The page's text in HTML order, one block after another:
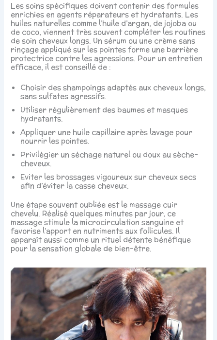
Les soins spécifiques doivent contenir des formules
enrichies en agents réparateurs et hydratants. Les
huiles naturelles comme l’huile d’argan, de jojoba ou
de coco, viennent très souvent compléter les routines
de soin cheveux longs. Un sérum ou une crème sans
rinçage appliqué sur les pointes forme une barrière
protectrice contre les agressions. Pour un entretien
efficace, il est conseillé de :
Choisir des shampoings adaptés aux cheveux longs,
sans sulfates agressifs.
Utiliser régulièrement des baumes et masques
hydratants.
Appliquer une huile capillaire après lavage pour
nourrir les pointes.
Privilégier un séchage naturel ou doux au sèche-
cheveux.
Eviter les brossages vigoureux sur cheveux secs
afin d’éviter la casse cheveux.
Une étape souvent oubliée est le massage cuir
chevelu. Réalisé quelques minutes par jour, ce
massage stimule la microcirculation sanguine et
favorise l’apport en nutriments aux follicules. Il
apparaît aussi comme un rituel détente bénéfique
pour la sensation globale de bien-être.